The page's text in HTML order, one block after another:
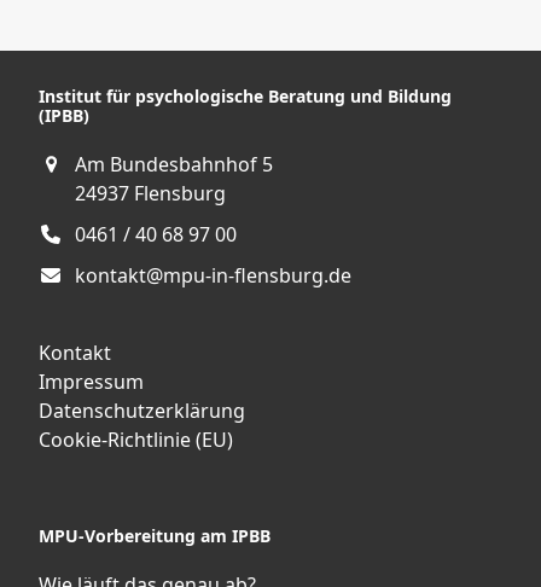
Institut für psychologische Beratung und Bildung
(IPBB)
Am Bundesbahnhof 5
24937 Flensburg
0461 / 40 68 97 00
kontakt@mpu-in-flensburg.de
Kontakt
Impressum
Datenschutzerklärung
Cookie-Richtlinie (EU)
MPU-Vorbereitung am IPBB